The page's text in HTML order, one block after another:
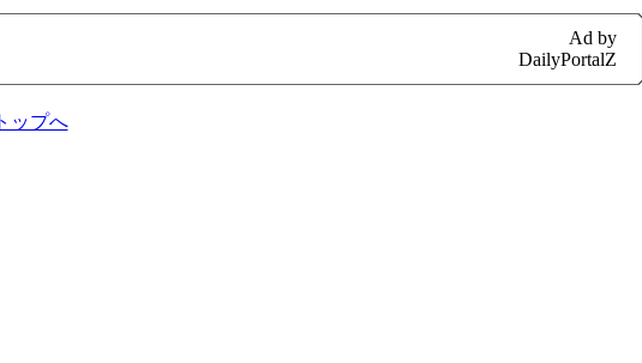
Ad by
DailyPortalZ
ップへ